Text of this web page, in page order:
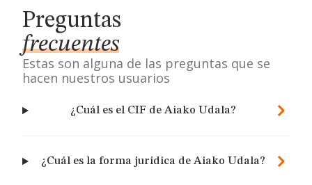
Preguntas
frecuentes
Estas son alguna de las preguntas que se
hacen nuestros usuarios
¿Cuál es el CIF de Aiako Udala?
¿Cuál es la forma jurídica de Aiako Udala?